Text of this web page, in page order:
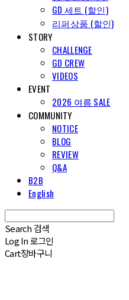
GD 세트 (할인)
리퍼상품 (할인)
STORY
CHALLENGE
GD CREW
VIDEOS
EVENT
2026 여름 SALE
COMMUNITY
NOTICE
BLOG
REVIEW
Q&A
B2B
English
Search 검색
Log In로그인
Cart장바구니